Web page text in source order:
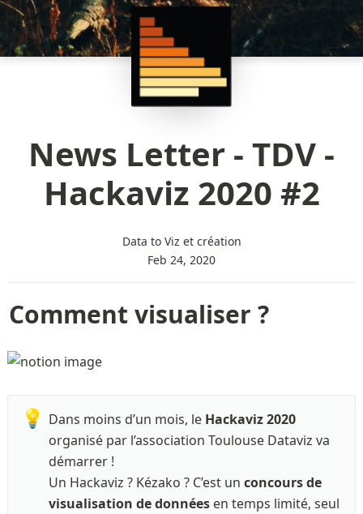
News Letter - TDV -
Hackaviz 2020 #2
Data to Viz et création
Feb 24, 2020
Comment visualiser ?
💡 Dans moins d’un mois, le Hackaviz 2020
organisé par l’association Toulouse Dataviz va
démarrer !
Un Hackaviz ? Kézako ? C’est un concours de
visualisation de données en temps limité, seul